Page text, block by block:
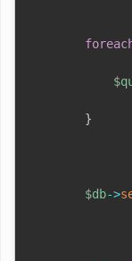
}
$db->